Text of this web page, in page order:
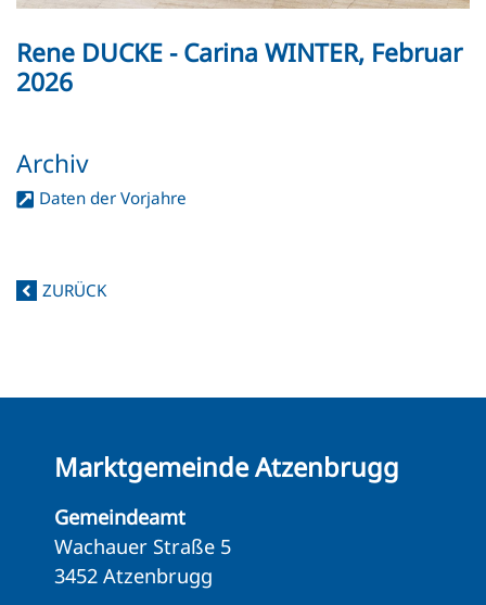
Rene DUCKE - Carina WINTER, Februar
2026
Archiv
Daten der Vorjahre
ZURÜCK
Marktgemeinde Atzenbrugg
Gemeindeamt
Wachauer Straße 5
3452 Atzenbrugg